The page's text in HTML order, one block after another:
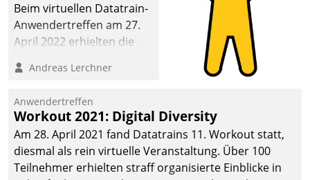
Beim virtuellen Datatrain-
Anwendertreffen am 27.
April 2022 erhielten die
Teilnehmer kurzweilige
Cloud-Strategien und -
Lösungen mit hohem
Zukunftspotenzial.
Andreas Lerchner
Anwendertreffen
Workout 2021: Digital Diversity
Am 28. April 2021 fand Datatrains 11. Workout statt,
diesmal als rein virtuelle Veranstaltung. Über 100
Teilnehmer erhielten straff organisierte Einblicke in